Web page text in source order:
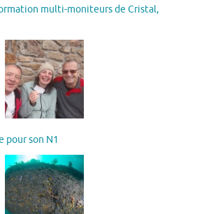
multi-moniteurs de Cristal,
pour son N1